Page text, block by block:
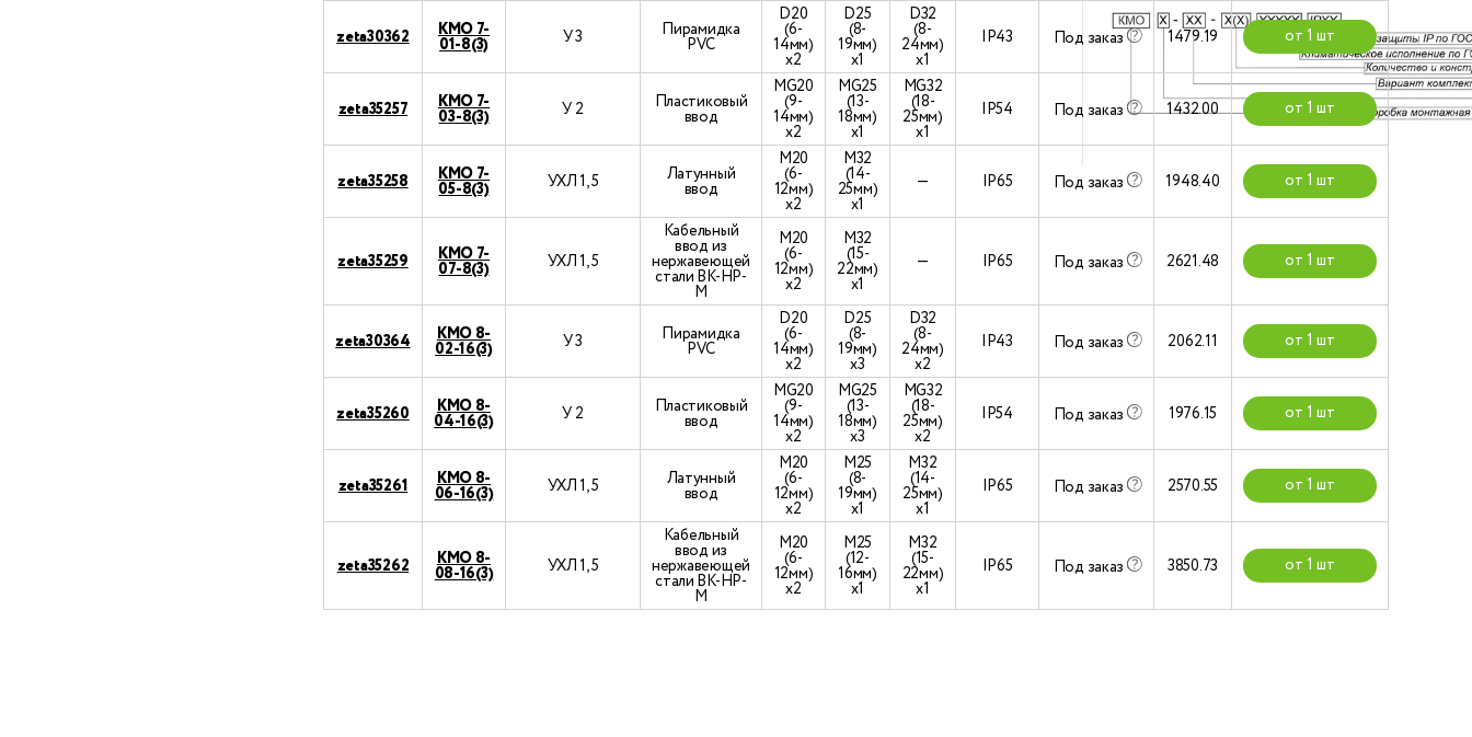
zeta30362 КМО 7-
01-8(3) У 3 Пирамидка
PVC
D20
(6-
14мм)
х2
D25
(8-
19мм)
х1
D32
(8-
24мм)
х1
IP43 Под заказ 1479.19 от 1 шт
zeta35257 КМО 7-
03-8(3) У 2 Пластиковый
ввод
МG20
(9-
14мм)
х2
МG25
(13-
18мм)
х1
МG32
(18-
25мм)
х1
IP54 Под заказ 1432.00 от 1 шт
zeta35258 КМО 7-
05-8(3) УХЛ 1, 5 Латунный
ввод
М20
(6-
12мм)
х2
М32
(14-
25мм)
х1
— IP65 Под заказ 1948.40 от 1 шт
zeta35259 КМО 7-
07-8(3) УХЛ 1, 5
Кабельный
ввод из
нержавеющей
стали ВК-НР-
М
М20
(6-
12мм)
х2
М32
(15-
22мм)
х1
— IP65 Под заказ 2621.48 от 1 шт
zeta30364 КМО 8-
02-16(3) У 3 Пирамидка
PVC
D20
(6-
14мм)
х2
D25
(8-
19мм)
х3
D32
(8-
24мм)
х2
IP43 Под заказ 2062.11 от 1 шт
zeta35260 КМО 8-
04-16(3) У 2 Пластиковый
ввод
МG20
(9-
14мм)
х2
МG25
(13-
18мм)
х3
МG32
(18-
25мм)
х2
IP54 Под заказ 1976.15 от 1 шт
zeta35261 КМО 8-
06-16(3) УХЛ 1, 5 Латунный
ввод
М20
(6-
12мм)
х2
М25
(8-
19мм)
х1
М32
(14-
25мм)
х1
IP65 Под заказ 2570.55 от 1 шт
zeta35262 КМО 8-
08-16(3) УХЛ 1, 5
Кабельный
ввод из
нержавеющей
стали ВК-НР-
М
М20
(6-
12мм)
х2
М25
(12-
16мм)
х1
М32
(15-
22мм)
х1
IP65 Под заказ 3850.73 от 1 шт